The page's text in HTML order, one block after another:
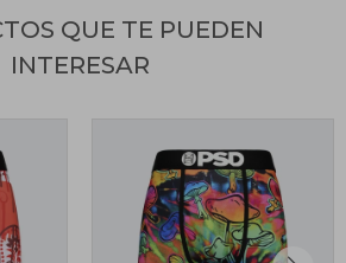
QUE TE PUEDEN
INTERESAR